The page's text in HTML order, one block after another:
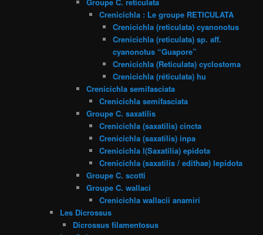
Crenicichla : Le groupe RETICULATA
Crenicichla (reticulata) cyanonotus
Crenicichla (reticulata) sp. aff.
cyanonotus “Guapore”
Crenicichla (Reticulata) cyclostoma
Crenicichla (réticulata) hu
Crenicichla semifasciata
Crenicichla semifasciata
Groupe C. saxatilis
Crenicichla (saxatilis) cincta
Crenicichla (saxatilis) inpa
Crenicichla l(Saxatilia) epidota
Crenicichla (saxatilis / edithae) lepidota
Groupe C. scotti
Groupe C. wallaci
Crenicichla wallacii anamiri
Les Dicrossus
Dicrossus filamentosus